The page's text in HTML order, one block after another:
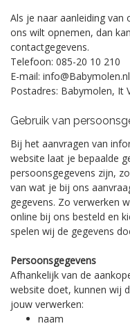
Als je naar aanleiding
ons wilt opnemen, dan
contactgegevens.
Telefoon: 085-20 10 210
E-mail: info@Babymolen.nl
Postadres: Babymolen, It
Gebruik van
Bij het aanvragen van
website laat je bepaalde
persoonsgegevens zijn,
van wat je bij ons
gegevens. Zo verwerken
online bij ons besteld en
spelen wij de gegevens
Persoonsgegevens
Afhankelijk van de
website doet, kunnen wij
jouw verwerken:
naam